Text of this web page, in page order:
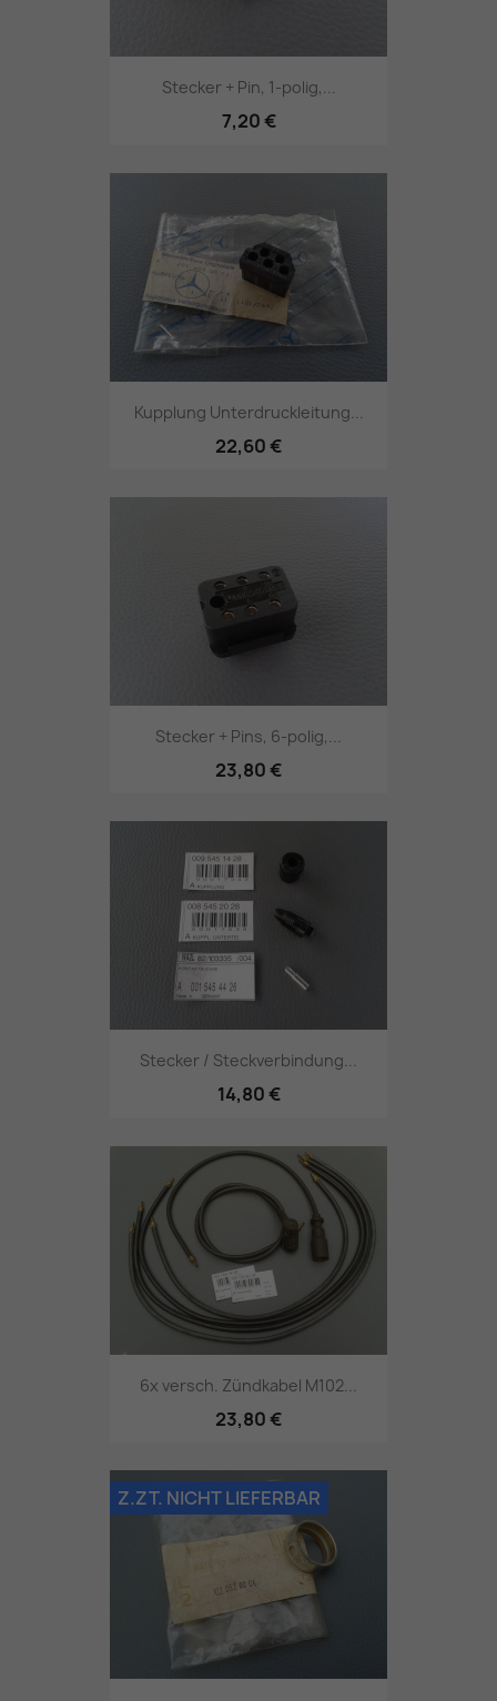
Stecker + Pin, 1-polig,...
7,20 €
Kupplung Unterdruckleitung...
22,60 €
Stecker + Pins, 6-polig,...
23,80 €
Stecker / Steckverbindung...
14,80 €
6x versch. Zündkabel M102...
23,80 €
Z.ZT. NICHT LIEFERBAR